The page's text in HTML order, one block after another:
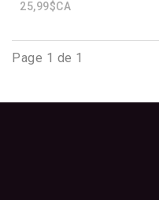
25,99$CA
Page 1 de 1